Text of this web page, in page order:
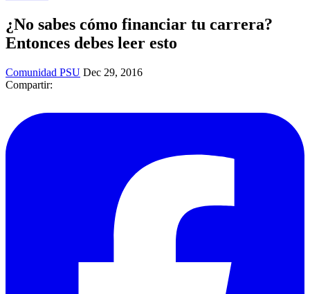
¿No sabes cómo financiar tu carrera?
Entonces debes leer esto
Comunidad PSU Dec 29, 2016
Compartir: